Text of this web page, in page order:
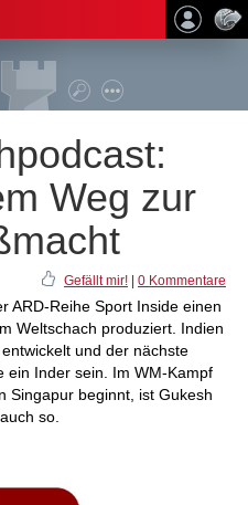
Weg zur
Gefällt mir! 0 Kommentare
ARD-Reihe Sport Inside einen
Weltschach produziert. Indien
und der nächste
ein Inder sein. Im WM-Kampf
Singapur beginnt, ist Gukesh
so.